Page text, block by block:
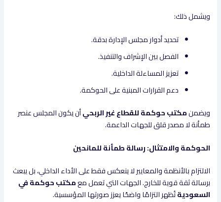
ويشمل ذلك:
تحديد أدوار مجلس الإدارة بدقة.
الفصل بين الإشراف والتنفيذ.
تعزيز المساءلة الداخلية.
دعم القرارات المبنية على الحوكمة.
ويضمنمكتب حوكمة للقطاع غير الربحيأن يكون المجلس عنصر
طمأنة لا مصدر قلق للجهات الداعمة.
الحوكمة والامتثال: رسالة طمأنة للمانحين
الالتزام بالأنظمة والمعايير لا ينعكس فقط على الأداء الداخلي، بل يبعث
برسالة ثقة قوية للخارج. الجهات التي تعمل معمكتب حوكمة في
السعوديةتُظهر التزامًا واضحًا يعزز صورتها المؤسسية.